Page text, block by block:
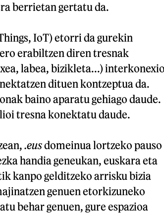
berrietan gertatu da.
IoT) etorri da gurekin
erabiltzen diren tresnak
labea, bizikleta...)
dituen kontzeptua da.
baino aparatu gehiago daude.
tresna konektatu daude.
.eusdomeinua lortzeko pauso
handia geneukan, euskara eta
kanpo gelditzeko arrisku bizia
genuen etorkizuneko
behar genuen, gure espazioa